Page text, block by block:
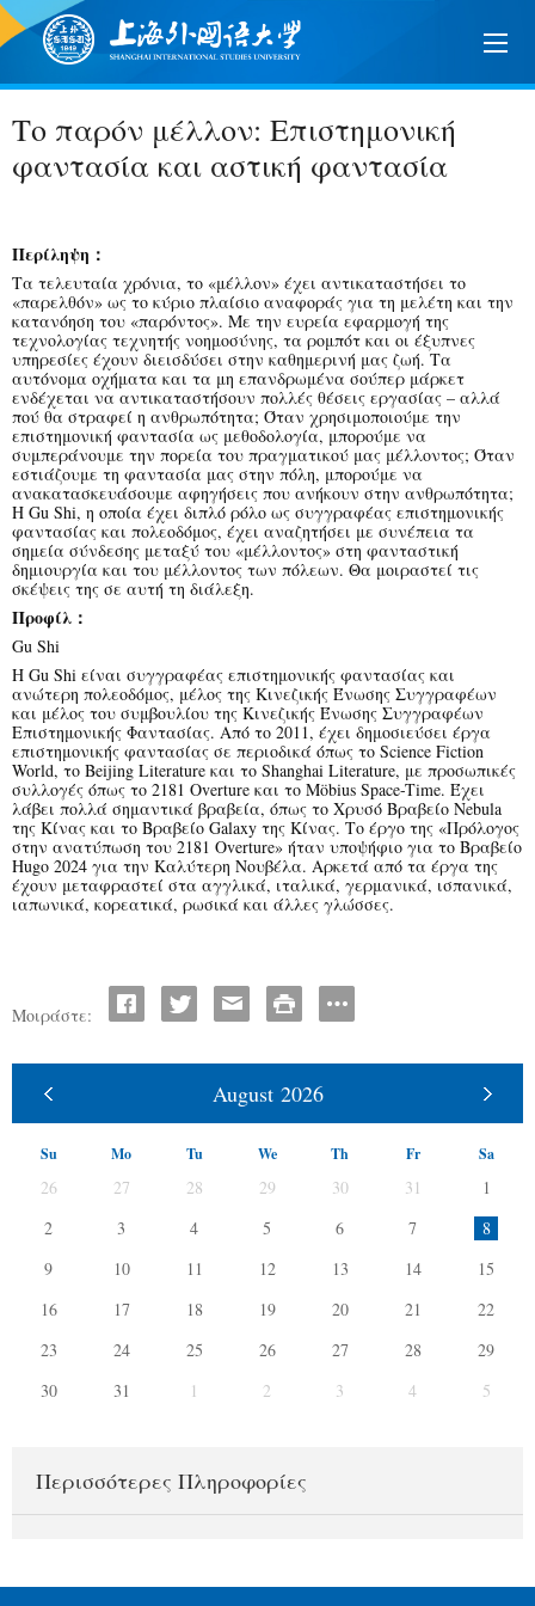
Το παρόν μέλλον: Επιστημονική
φαντασία και αστική φαντασία
Περίληψη：
Τα τελευταία χρόνια, το «μέλλον» έχει αντικαταστήσει το
«παρελθόν» ως το κύριο πλαίσιο αναφοράς για τη μελέτη και την
κατανόηση του «παρόντος». Με την ευρεία εφαρμογή της
τεχνολογίας τεχνητής νοημοσύνης, τα ρομπότ και οι έξυπνες
υπηρεσίες έχουν διεισδύσει στην καθημερινή μας ζωή. Τα
αυτόνομα οχήματα και τα μη επανδρωμένα σούπερ μάρκετ
ενδέχεται να αντικαταστήσουν πολλές θέσεις εργασίας – αλλά
πού θα στραφεί η ανθρωπότητα; Όταν χρησιμοποιούμε την
επιστημονική φαντασία ως μεθοδολογία, μπορούμε να
συμπεράνουμε την πορεία του πραγματικού μας μέλλοντος; Όταν
εστιάζουμε τη φαντασία μας στην πόλη, μπορούμε να
ανακατασκευάσουμε αφηγήσεις που ανήκουν στην ανθρωπότητα;
Η Gu Shi, η οποία έχει διπλό ρόλο ως συγγραφέας επιστημονικής
φαντασίας και πολεοδόμος, έχει αναζητήσει με συνέπεια τα
σημεία σύνδεσης μεταξύ του «μέλλοντος» στη φανταστική
δημιουργία και του μέλλοντος των πόλεων. Θα μοιραστεί τις
σκέψεις της σε αυτή τη διάλεξη.
Προφίλ：
Gu Shi
Η Gu Shi είναι συγγραφέας επιστημονικής φαντασίας και
ανώτερη πολεοδόμος, μέλος της Κινεζικής Ένωσης Συγγραφέων
και μέλος του συμβουλίου της Κινεζικής Ένωσης Συγγραφέων
Επιστημονικής Φαντασίας. Από το 2011, έχει δημοσιεύσει έργα
επιστημονικής φαντασίας σε περιοδικά όπως το Science Fiction
World, το Beijing Literature και το Shanghai Literature, με προσωπικές
συλλογές όπως το 2181 Overture και το Möbius Space-Time. Έχει
λάβει πολλά σημαντικά βραβεία, όπως το Χρυσό Βραβείο Nebula
της Κίνας και το Βραβείο Galaxy της Κίνας. Το έργο της «Πρόλογος
στην ανατύπωση του 2181 Overture» ήταν υποψήφιο για το Βραβείο
Hugo 2024 για την Καλύτερη Νουβέλα. Αρκετά από τα έργα της
έχουν μεταφραστεί στα αγγλικά, ιταλικά, γερμανικά, ισπανικά,
ιαπωνικά, κορεατικά, ρωσικά και άλλες γλώσσες.
Μοιράστε:
August 2026
Su Mo Tu We Th Fr Sa
26 27 28 29 30 31
1
2
3 4 5 6 7
8
9
10 11 12 13 14
15
16
17 18 19 20 21
22
23
24 25 26 27 28
29
30
31 1 2 3 4 5
Περισσότερες Πληροφορίες